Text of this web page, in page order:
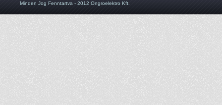
Minden Jog Fenntartva - 2012 Ongroelektro Kft.